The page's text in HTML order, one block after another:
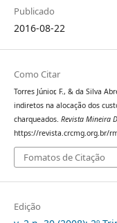
Publicado
2016-08-22
Como Citar
Torres Júnior, F., & da Silva
indiretos na alocação dos
charqueados. Revista Mineira
https://revista.crcmg.org.br/
Fomatos de Citação
Edição